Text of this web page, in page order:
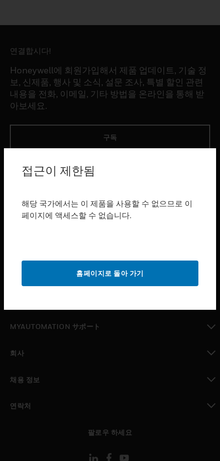
연결합시다!
Honeywell에 회원가입해서 제품 업데이트, 기술 정
보, 신제품, 행사 및 소식, 설문 조사, 특별 할인 관련
내용을 전화, 이메일, 기타 방법을 온라인을 통해 받
아보세요.
구독
제품
toggle view
서비스
MYAUTOMATION サポート
회사
채용 정보
연락처
팔로우 하세요
접근이 제한됨
해당 국가에서는 이 제품을 사용할 수 없으므로 이
페이지에 액세스할 수 없습니다.
홈페이지로 돌아 가기